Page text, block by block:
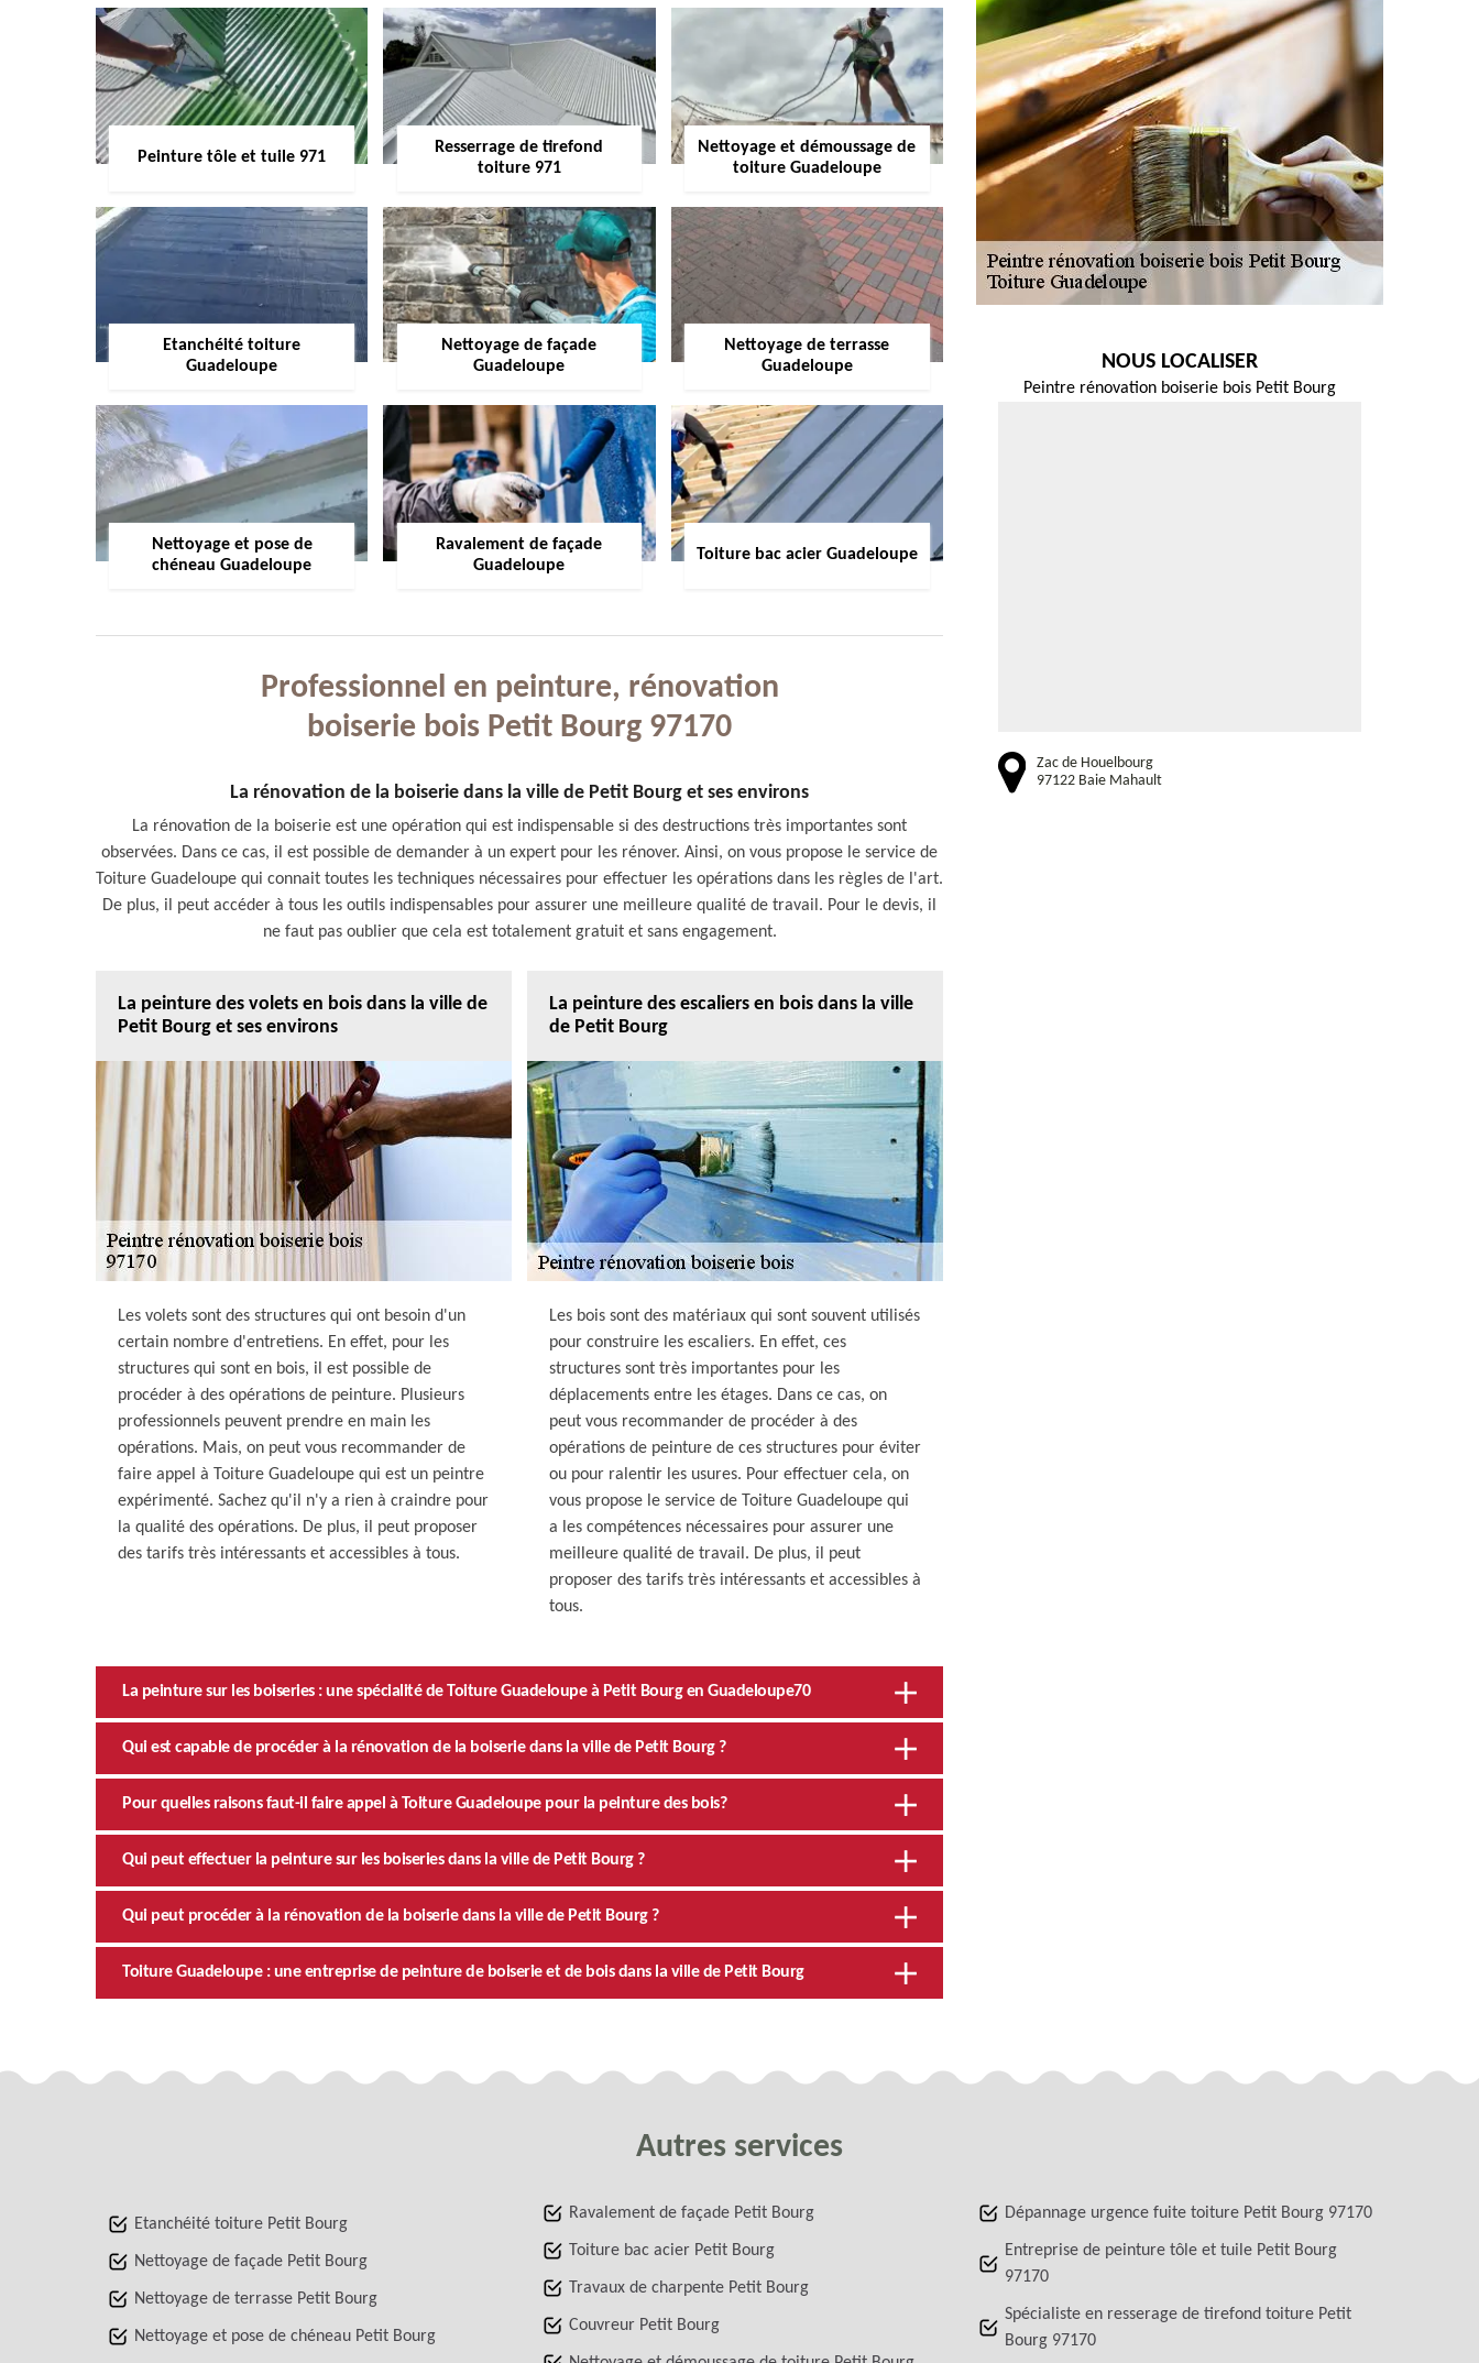
Peinture tôle et tuile 971
Resserrage de tirefond
toiture 971
Nettoyage et démoussage de
toiture Guadeloupe
Etanchéité toiture
Guadeloupe
Nettoyage de façade
Guadeloupe
Nettoyage de terrasse
Guadeloupe
Nettoyage et pose de
chéneau Guadeloupe
Ravalement de façade
Guadeloupe
Toiture bac acier Guadeloupe
Professionnel en peinture, rénovation
boiserie bois Petit Bourg 97170
La rénovation de la boiserie dans la ville de Petit Bourg et ses environs
La rénovation de la boiserie est une opération qui est indispensable si des destructions très importantes sont
observées. Dans ce cas, il est possible de demander à un expert pour les rénover. Ainsi, on vous propose le service de
Toiture Guadeloupe qui connait toutes les techniques nécessaires pour effectuer les opérations dans les règles de l'art.
De plus, il peut accéder à tous les outils indispensables pour assurer une meilleure qualité de travail. Pour le devis, il
ne faut pas oublier que cela est totalement gratuit et sans engagement.
La peinture des volets en bois dans la ville de
Petit Bourg et ses environs
Les volets sont des structures qui ont besoin d'un
certain nombre d'entretiens. En effet, pour les
structures qui sont en bois, il est possible de
procéder à des opérations de peinture. Plusieurs
professionnels peuvent prendre en main les
opérations. Mais, on peut vous recommander de
faire appel à Toiture Guadeloupe qui est un peintre
expérimenté. Sachez qu'il n'y a rien à craindre pour
la qualité des opérations. De plus, il peut proposer
des tarifs très intéressants et accessibles à tous.
La peinture des escaliers en bois dans la ville
de Petit Bourg
Les bois sont des matériaux qui sont souvent utilisés
pour construire les escaliers. En effet, ces
structures sont très importantes pour les
déplacements entre les étages. Dans ce cas, on
peut vous recommander de procéder à des
opérations de peinture de ces structures pour éviter
ou pour ralentir les usures. Pour effectuer cela, on
vous propose le service de Toiture Guadeloupe qui
a les compétences nécessaires pour assurer une
meilleure qualité de travail. De plus, il peut
proposer des tarifs très intéressants et accessibles à
tous.
La peinture sur les boiseries : une spécialité de Toiture Guadeloupe à Petit Bourg en Guadeloupe70
Qui est capable de procéder à la rénovation de la boiserie dans la ville de Petit Bourg ?
Pour quelles raisons faut-il faire appel à Toiture Guadeloupe pour la peinture des bois?
Qui peut effectuer la peinture sur les boiseries dans la ville de Petit Bourg ?
Qui peut procéder à la rénovation de la boiserie dans la ville de Petit Bourg ?
Toiture Guadeloupe : une entreprise de peinture de boiserie et de bois dans la ville de Petit Bourg
NOUS LOCALISER
Peintre rénovation boiserie bois Petit Bourg
Zac de Houelbourg
97122 Baie Mahault
Autres services
Etanchéité toiture Petit Bourg
Nettoyage de façade Petit Bourg
Nettoyage de terrasse Petit Bourg
Nettoyage et pose de chéneau Petit Bourg
Ravalement de façade Petit Bourg
Toiture bac acier Petit Bourg
Travaux de charpente Petit Bourg
Couvreur Petit Bourg
Dépannage urgence fuite toiture Petit Bourg 97170
Entreprise de peinture tôle et tuile Petit Bourg
97170
Spécialiste en resserage de tirefond toiture Petit
Bourg 97170